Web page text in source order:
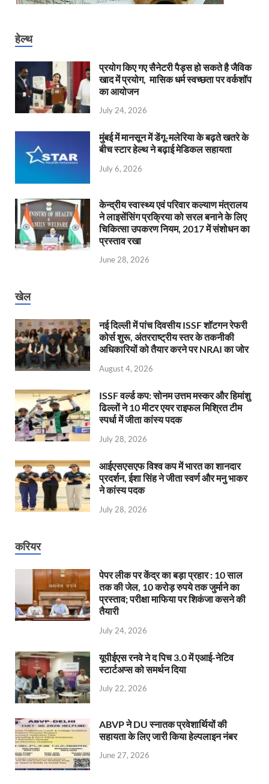
हेल्थ
प्रयोग किए गए सैनेटरी पैड्स हो सकते है जैविक
खाद में प्रयोग, मासिक धर्म स्वच्छता पर वर्कशॉप
का आयोजन
July 24, 2026
मुंबई में मानसून में डेंगू-मलेरिया के बढ़ते खतरे के
बीच स्टार हेल्थ ने बढ़ाई मेडिकल सहायता
July 6, 2026
केन्‍द्रीय स्वास्थ्य एवं परिवार कल्याण मंत्रालय
ने लाइसेंसिंग प्रक्रिया को सरल बनाने के लिए
चिकित्सा उपकरण नियम, 2017 में संशोधन का
प्रस्ताव रखा
June 28, 2026
खेल
नई दिल्ली में पांच दिवसीय ISSF शॉटगन रेफरी
कोर्स शुरू, अंतरराष्ट्रीय स्तर के तकनीकी
अधिकारियों को तैयार करने पर NRAI का जोर
August 4, 2026
ISSF वर्ल्ड कप: सोनम उत्तम मस्कर और हिमांशु
ढिल्लों ने 10 मीटर एयर राइफल मिश्रित टीम
स्पर्धा में जीता कांस्य पदक
July 28, 2026
आईएसएसएफ विश्व कप में भारत का शानदार
प्रदर्शन, ईशा सिंह ने जीता स्वर्ण और मनु भाकर
ने कांस्य पदक
July 28, 2026
करियर
पेपर लीक पर केंद्र का बड़ा प्रहार : 10 साल
तक की जेल, 10 करोड़ रुपये तक जुर्माने का
प्रस्ताव; परीक्षा माफिया पर शिकंजा कसने की
तैयारी
July 24, 2026
यूपीईएस रनवे ने द पिच 3.0 में एआई-नेटिव
स्टार्टअप्स को समर्थन दिया
July 22, 2026
ABVP ने DU स्नातक प्रवेशार्थियों की
सहायता के लिए जारी किया हेल्पलाइन नंबर
June 27, 2026